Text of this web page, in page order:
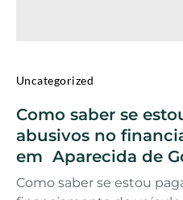
Uncategorized
Como saber se
abusivos no
em Aparecida de
Como saber se estou